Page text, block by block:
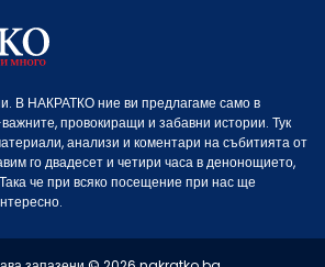
В НАКРАТКО ние ви предлагаме само в
провокиращи и забавни истории. Тук
анализи и коментари на събитията от
го двадесет и четири часа в денонощието,
че при всяко посещение при нас ще